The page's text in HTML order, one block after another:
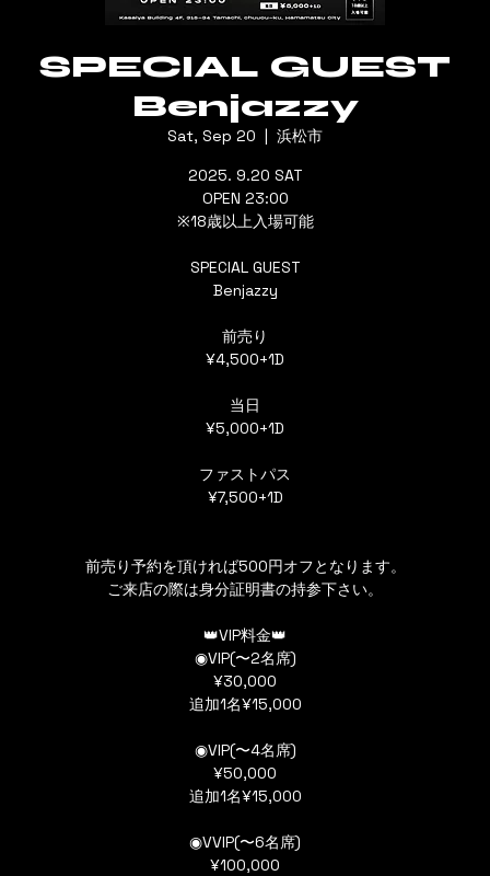
SPECIAL GUEST
Benjazzy
Sat, Sep 20
  |
浜松市
2025. 9.20 SAT
OPEN 23:00
※18歳以上入場可能
SPECIAL GUEST
Benjazzy
前売り
¥4,500+1D
当日
¥5,000+1D
ファストパス
¥7,500+1D
前売り予約を頂ければ500円オフとなります。
ご来店の際は身分証明書の持参下さい。
👑VIP料金👑
◉VIP(〜2名席)
¥30,000
追加1名¥15,000
◉VIP(〜4名席)
¥50,000
追加1名¥15,000
◉VVIP(〜6名席)
¥100,000